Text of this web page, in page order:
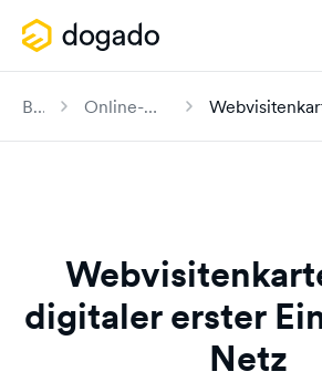
Blog Online-Marketing
digitaler erster
Netz